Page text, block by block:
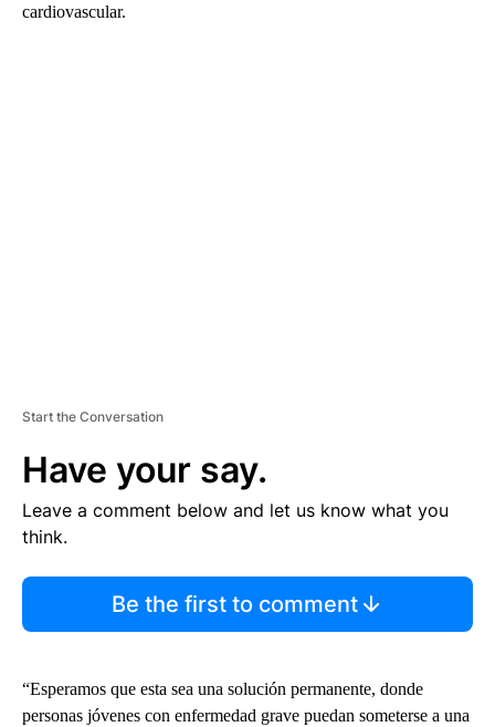
cardiovascular.
Start the Conversation
Have your say.
Leave a comment below and let us know what you
think.
Be the first to comment
“Esperamos que esta sea una solución permanente, donde
personas jóvenes con enfermedad grave puedan someterse a una